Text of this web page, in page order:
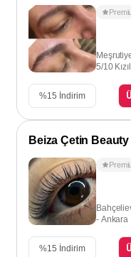
5/10
%15 İndirim
Beiza Çetin
- Ankara
%15 İndirim